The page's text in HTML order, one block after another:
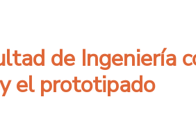
de Ingeniería
el prototipado